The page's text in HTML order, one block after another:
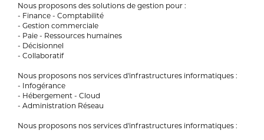
Nous proposons des solutions de gestion pour :
- Finance - Comptabilité
- Gestion commerciale
- Paie - Ressources humaines
- Décisionnel
- Collaboratif
Nous proposons nos services d'infrastructures informatiques :
- Infogérance
- Hébergement - Cloud
- Administration Réseau
Nous proposons nos services d'infrastructures informatiques :